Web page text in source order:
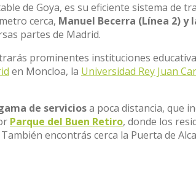
de Goya, es su eficiente sistema de
cerca, Manuel Becerra (Línea 2) y
partes de Madrid.
prominentes instituciones
en Moncloa, la Universidad Rey Juan
de serviciosa poca distancia, que
Parque del Buen Retiro, donde los
encontrás cerca la Puerta de